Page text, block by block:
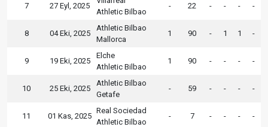
7 27 Eyl, 2025
Athletic Bilbao
- 22 - - - -
8 04 Eki, 2025
Athletic Bilbao
Mallorca
1 90 - 1 1 -
9 19 Eki, 2025
Elche
Athletic Bilbao
1 90 - - - -
10 25 Eki, 2025
Athletic Bilbao
Getafe
- 59 - - - -
11 01 Kas, 2025
Real Sociedad
Athletic Bilbao
- 7 - - - -